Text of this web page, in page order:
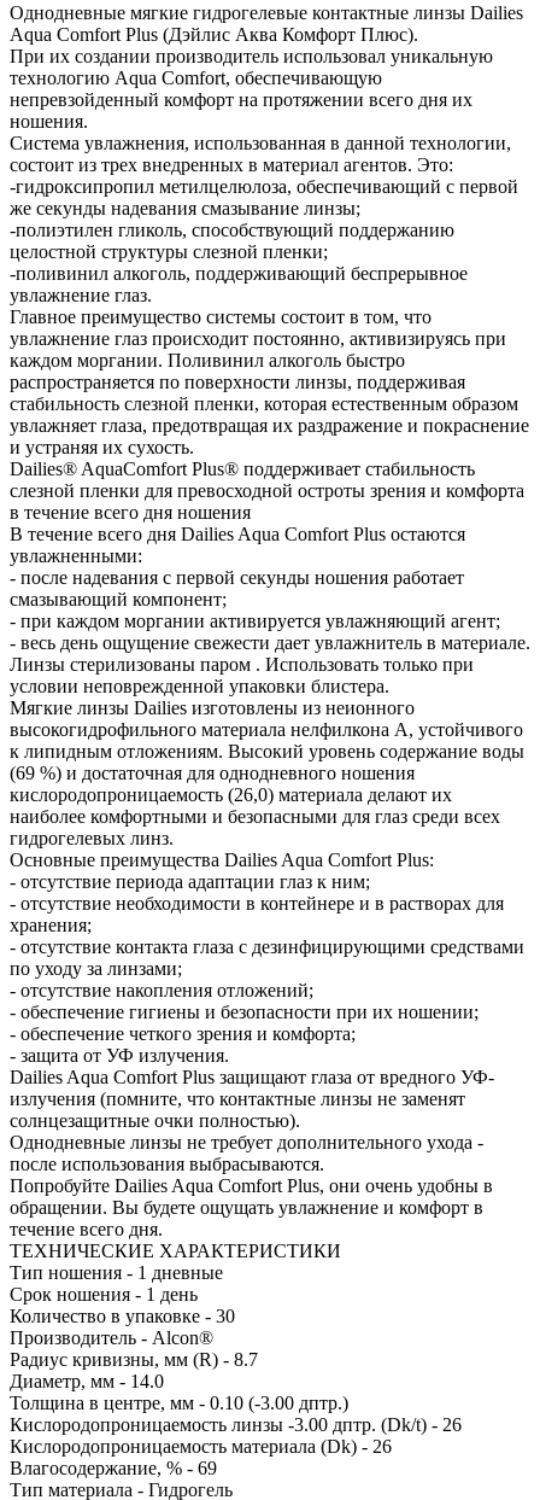
Однодневные мягкие гидрогелевые контактные линзы Dailies
Aqua Comfort Plus (Дэйлис Аква Комфорт Плюс).
При их создании производитель использовал уникальную
технологию Aqua Comfort, обеспечивающую
непревзойденный комфорт на протяжении всего дня их
ношения.
Система увлажнения, использованная в данной технологии,
состоит из трех внедренных в материал агентов. Это:
-гидроксипропил метилцелюлоза, обеспечивающий с первой
же секунды надевания смазывание линзы;
-полиэтилен гликоль, способствующий поддержанию
целостной структуры слезной пленки;
-поливинил алкоголь, поддерживающий беспрерывное
увлажнение глаз.
Главное преимущество системы состоит в том, что
увлажнение глаз происходит постоянно, активизируясь при
каждом моргании. Поливинил алкоголь быстро
распространяется по поверхности линзы, поддерживая
стабильность слезной пленки, которая естественным образом
увлажняет глаза, предотвращая их раздражение и покраснение
и устраняя их сухость.
Dailies® AquaComfort Plus® поддерживает стабильность
слезной пленки для превосходной остроты зрения и комфорта
в течение всего дня ношения
В течение всего дня Dailies Aqua Comfort Plus остаются
увлажненными:
- после надевания с первой секунды ношения работает
смазывающий компонент;
- при каждом моргании активируется увлажняющий агент;
- весь день ощущение свежести дает увлажнитель в материале.
Линзы стерилизованы паром . Использовать только при
условии неповрежденной упаковки блистера.
Мягкие линзы Dailies изготовлены из неионного
высокогидрофильного материала нелфилкона A, устойчивого
к липидным отложениям. Высокий уровень содержание воды
(69 %) и достаточная для однодневного ношения
кислородопроницаемость (26,0) материала делают их
наиболее комфортными и безопасными для глаз среди всех
гидрогелевых линз.
Основные преимущества Dailies Aqua Comfort Plus:
- отсутствие периода адаптации глаз к ним;
- отсутствие необходимости в контейнере и в растворах для
хранения;
- отсутствие контакта глаза с дезинфицирующими средствами
по уходу за линзами;
- отсутствие накопления отложений;
- обеспечение гигиены и безопасности при их ношении;
- обеспечение четкого зрения и комфорта;
- защита от УФ излучения.
Dailies Aqua Comfort Plus защищают глаза от вредного УФ-
излучения (помните, что контактные линзы не заменят
солнцезащитные очки полностью).
Однодневные линзы не требует дополнительного ухода -
после использования выбрасываются.
Попробуйте Dailies Aqua Comfort Plus, они очень удобны в
обращении. Вы будете ощущать увлажнение и комфорт в
течение всего дня.
ТЕХНИЧЕСКИЕ ХАРАКТЕРИСТИКИ
Тип ношения - 1 дневные
Срок ношения - 1 день
Количество в упаковке - 30
Производитель - Alcon®
Радиус кривизны, мм (R) - 8.7
Диаметр, мм - 14.0
Толщина в центре, мм - 0.10 (-3.00 дптр.)
Кислородопроницаемость линзы -3.00 дптр. (Dk/t) - 26
Кислородопроницаемость материала (Dk) - 26
Влагосодержание, % - 69
Тип материала - Гидрогель